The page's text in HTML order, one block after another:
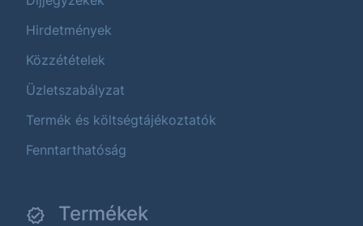
Hirdetmények
Közzétételek
Üzletszabályzat
Termék és költségtájékoztatók
Fenntarthatóság
Termékek